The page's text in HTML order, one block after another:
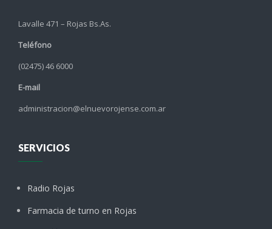
Lavalle 471 – Rojas Bs.As.
Teléfono
(02475) 46 6000
E-mail
administracion@elnuevorojense.com.ar
SERVICIOS
Radio Rojas
Farmacia de turno en Rojas